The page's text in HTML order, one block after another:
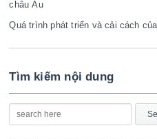
châu Âu
Quá trình phát triển và cải cách
Tìm kiếm nội dung